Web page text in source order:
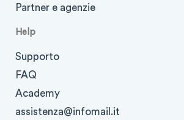
Partner e agenzie
Help
Supporto
FAQ
Academy
assistenza@infomail.it